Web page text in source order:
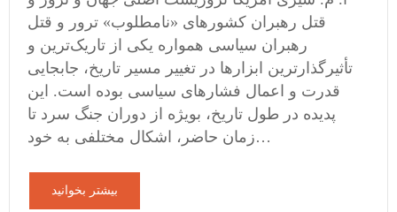
قتل رهبران کشورهای «نامطلوب» ترور و قتل
رهبران سیاسی همواره یکی از تاریک‌ترین و
تأثیرگذارترین ابزارها در تغییر مسیر تاریخ، جابجایی
قدرت و اعمال فشارهای سیاسی بوده است. این
پدیده در طول تاریخ، بویژه از دوران جنگ سرد تا
زمان حاضر، اشکال مختلفی به خود…
بیشتر بخوانید